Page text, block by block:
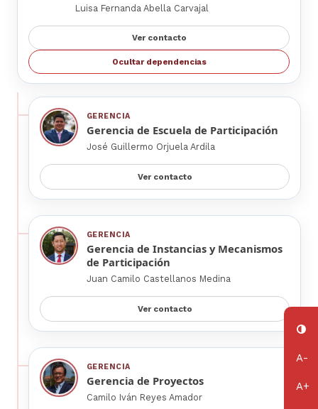
Luisa Fernanda Abella Carvajal
Ver contacto
Ocultar dependencias
GERENCIA
Gerencia de Escuela de Participación
José Guillermo Orjuela Ardila
Ver contacto
GERENCIA
Gerencia de Instancias y Mecanismos
de Participación
Juan Camilo Castellanos Medina
Ver contacto
GERENCIA
Gerencia de Proyectos
Camilo Iván Reyes Amador